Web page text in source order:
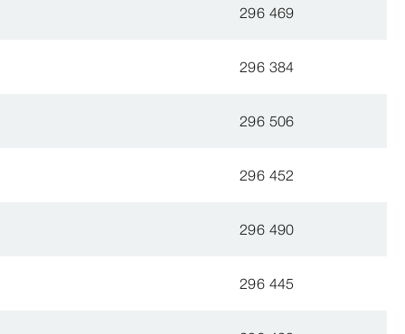
296 469
296 384
296 506
296 452
296 490
296 445